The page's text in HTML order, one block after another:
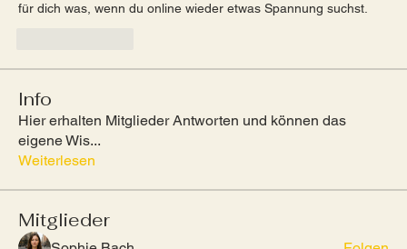
für dich was, wenn du online wieder etwas Spannung suchst.
Info
Hier erhalten Mitglieder Antworten und können das
eigene Wis...
Weiterlesen
Mitglieder